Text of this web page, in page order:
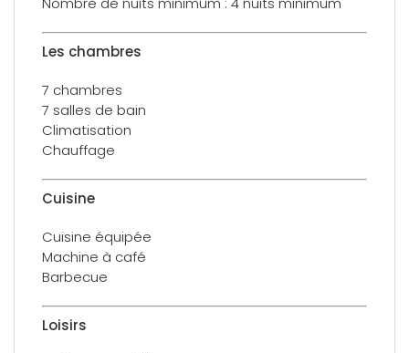
Les chambres
7 chambres
7 salles de bain
Climatisation
Chauffage
Cuisine
Cuisine équipée
Machine à café
Barbecue
Loisirs